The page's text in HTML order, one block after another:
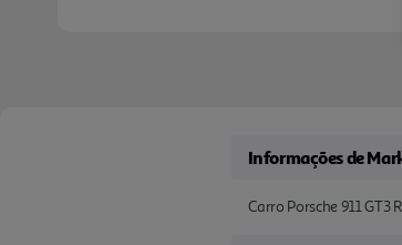
Informações de
Carro Porsche 911 GT3